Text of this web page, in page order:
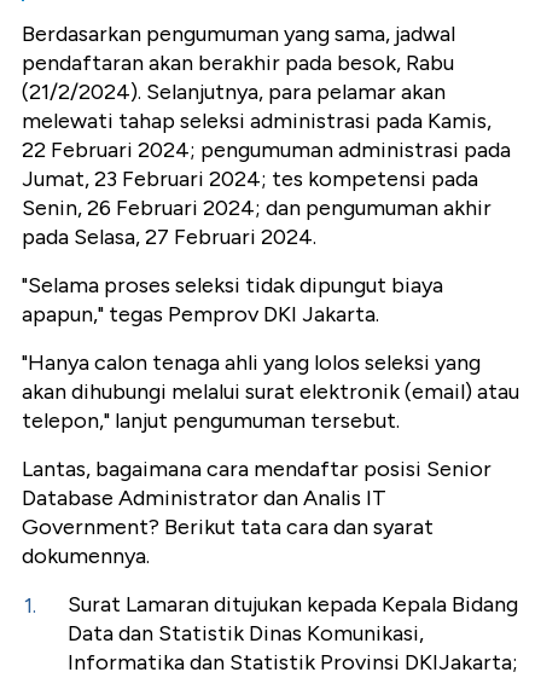
Berdasarkan pengumuman yang sama, jadwal
pendaftaran akan berakhir pada besok, Rabu
(21/2/2024). Selanjutnya, para pelamar akan
melewati tahap seleksi administrasi pada Kamis,
22 Februari 2024; pengumuman administrasi pada
Jumat, 23 Februari 2024; tes kompetensi pada
Senin, 26 Februari 2024; dan pengumuman akhir
pada Selasa, 27 Februari 2024.
"Selama proses seleksi tidak dipungut biaya
apapun," tegas Pemprov DKI Jakarta.
"Hanya calon tenaga ahli yang lolos seleksi yang
akan dihubungi melalui surat elektronik (email) atau
telepon," lanjut pengumuman tersebut.
Lantas, bagaimana cara mendaftar posisi Senior
Database Administrator dan Analis IT
Government? Berikut tata cara dan syarat
dokumennya.
Surat Lamaran ditujukan kepada Kepala Bidang
Data dan Statistik Dinas Komunikasi,
Informatika dan Statistik Provinsi DKIJakarta;